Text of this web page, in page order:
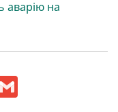
аварію на